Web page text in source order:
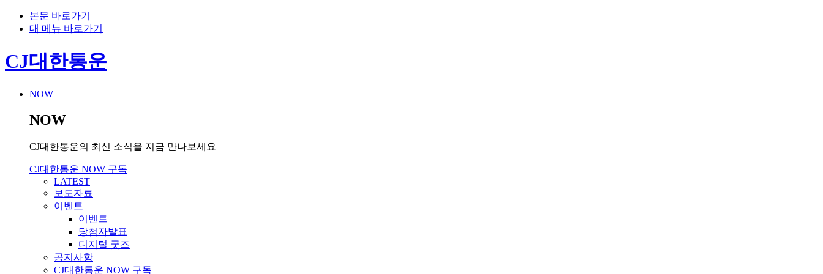
본문 바로가기
대 메뉴 바로가기
CJ대한통운
NOW
NOW
CJ대한통운의 최신 소식을 지금 만나보세요
CJ대한통운 NOW 구독
LATEST
보도자료
이벤트
이벤트
당첨자발표
디지털 굿즈
공지사항
CJ대한통운 NOW 구독